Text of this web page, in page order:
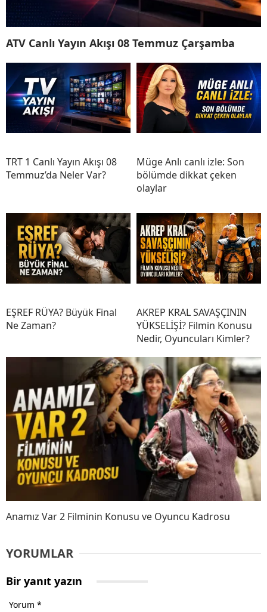
ATV Canlı Yayın Akışı 08 Temmuz Çarşamba
TRT 1 Canlı Yayın Akışı 08
Temmuz’da Neler Var?
Müge Anlı canlı izle: Son
bölümde dikkat çeken
olaylar
EŞREF RÜYA? Büyük Final
Ne Zaman?
AKREP KRAL SAVAŞÇININ
YÜKSELİŞİ? Filmin Konusu
Nedir, Oyuncuları Kimler?
Anamız Var 2 Filminin Konusu ve Oyuncu Kadrosu
YORUMLAR
Bir yanıt yazın
Yorum *